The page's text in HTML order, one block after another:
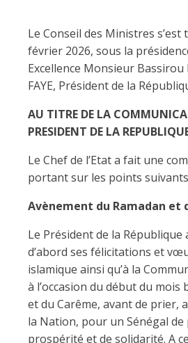
Le Conseil des Ministres s’est
février 2026, sous la
Excellence Monsieur
FAYE, Président de la
AU TITRE DE LA
PRESIDENT DE LA
Le Chef de l’Etat a fait une
portant sur les points
Avènement du Ramadan et
Le Président de la
d’abord ses félicitations et
islamique ainsi qu’à la
à l’occasion du début du mois
et du Carême, avant de prier,
la Nation, pour un Sénégal de
prospérité et de solidarité. A